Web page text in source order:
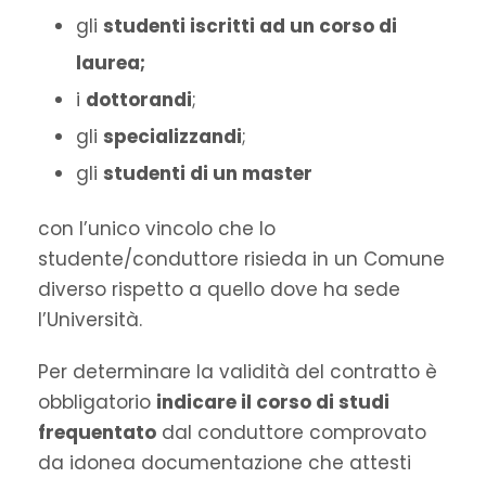
gli studenti iscritti ad un corso di
laurea;
i dottorandi;
gli specializzandi;
gli studenti di un master
con l’unico vincolo che lo
studente/conduttore risieda in un Comune
diverso rispetto a quello dove ha sede
l’Università.
Per determinare la validità del contratto è
obbligatorio indicare il corso di studi
frequentato dal conduttore comprovato
da idonea documentazione che attesti